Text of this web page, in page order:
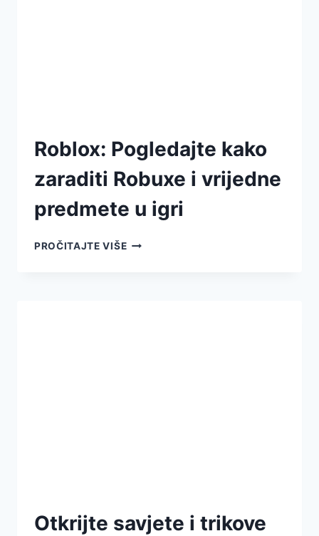
Roblox: Pogledajte kako
zaraditi Robuxe i vrijedne
predmete u igri
PROČITAJTE VIŠE
Otkrijte savjete i trikove